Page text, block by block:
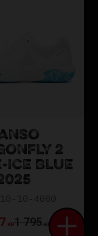
2
ICE BLUE
KR1 795KR